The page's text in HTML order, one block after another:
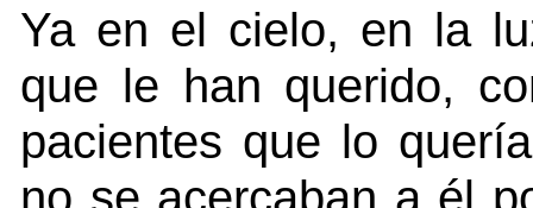
Ya en el cielo, en la
que le han querido,
pacientes que lo
no se acercaban a él